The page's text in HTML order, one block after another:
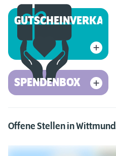
GUTSCHEINVERKAUF
SPENDENBOX
Offene Stellen in Wittmund